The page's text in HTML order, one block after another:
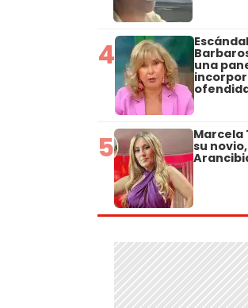
4 una
5 Marcela
su